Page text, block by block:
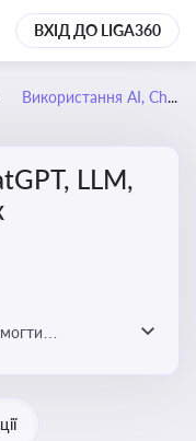
ВХІД ДО LIGA360
Використання AI, ChatGPT, LLM, чат-ботів в компаніях
LLM,